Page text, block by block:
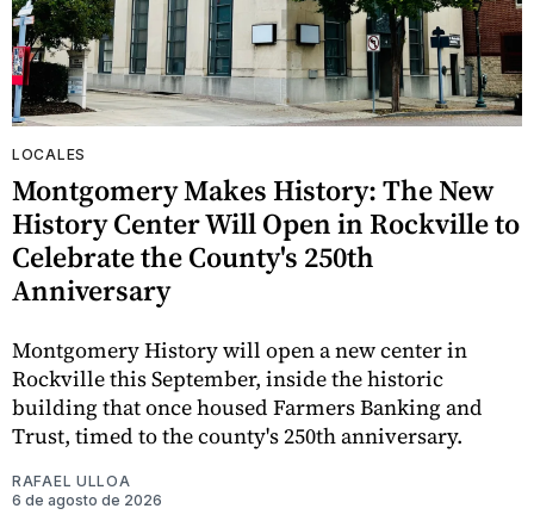
LOCALES
Montgomery Makes History: The New
History Center Will Open in Rockville to
Celebrate the County's 250th
Anniversary
Montgomery History will open a new center in
Rockville this September, inside the historic
building that once housed Farmers Banking and
Trust, timed to the county's 250th anniversary.
RAFAEL ULLOA
6 de agosto de 2026